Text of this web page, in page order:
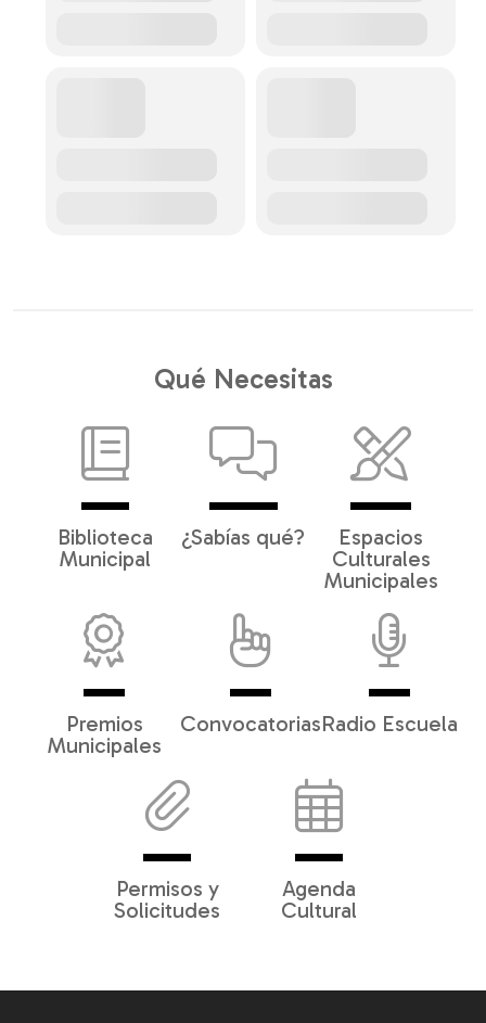
Qué Necesitas
Biblioteca
Municipal
¿Sabías qué?
Espacios
Culturales
Municipales
Premios
Municipales
ConvocatoriasRadio Escuela
Permisos y
Solicitudes
Agenda
Cultural